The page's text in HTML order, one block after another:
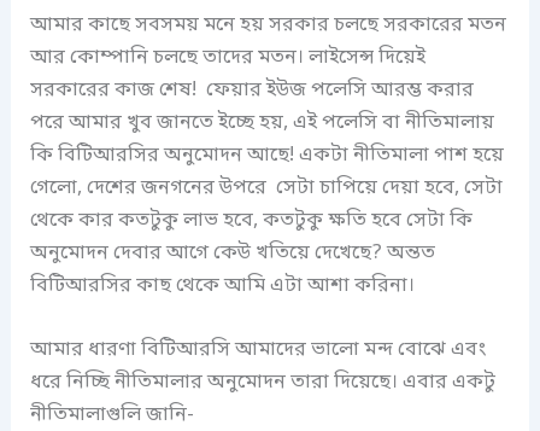
আমার কাছে সবসময় মনে হয় সরকার চলছে সরকারের মতন
আর কোম্পানি চলছে তাদের মতন। লাইসেন্স দিয়েই
সরকারের কাজ শেষ! ফেয়ার ইউজ পলেসি আরম্ভ করার
পরে আমার খুব জানতে ইচ্ছে হয়, এই পলেসি বা নীতিমালায়
কি বিটিআরসির অনুমোদন আছে! একটা নীতিমালা পাশ হয়ে
গেলো, দেশের জনগনের উপরে সেটা চাপিয়ে দেয়া হবে, সেটা
থেকে কার কতটুকু লাভ হবে, কতটুকু ক্ষতি হবে সেটা কি
অনুমোদন দেবার আগে কেউ খতিয়ে দেখেছে? অন্তত
বিটিআরসির কাছ থেকে আমি এটা আশা করিনা।
আমার ধারণা বিটিআরসি আমাদের ভালো মন্দ বোঝে এবং
ধরে নিচ্ছি নীতিমালার অনুমোদন তারা দিয়েছে। এবার একটু
নীতিমালাগুলি জানি-